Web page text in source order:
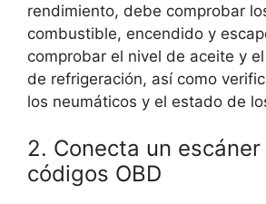
rendimiento, debe comprobar
combustible, encendido y
comprobar el nivel de aceite y
de refrigeración, así como
los neumáticos y el estado de
2. Conecta un escáner
códigos OBD